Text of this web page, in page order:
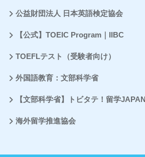
公益財団法人 日本英語検定協会
【公式】TOEIC Program｜IIBC
TOEFLテスト（受験者向け）
外国語教育：文部科学省
【文部科学省】トビタテ！留学JAPAN
海外留学推進協会